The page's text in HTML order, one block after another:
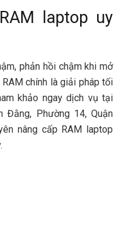
laptop uy
phản hồi chậm khi mở
chính là giải pháp tối
khảo ngay dịch vụ tại
Đằng, Phường 14, Quận
nâng cấp RAM laptop